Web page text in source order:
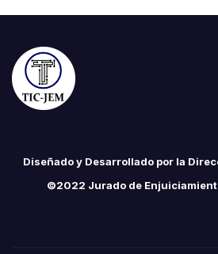
Diseñado y Desarrollado por la
©2022 Jurado de